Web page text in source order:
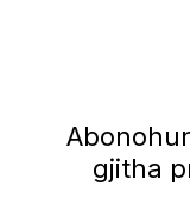
gjitha